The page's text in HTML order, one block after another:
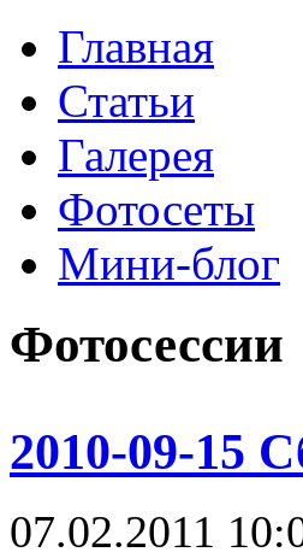
Главная
Статьи
Галерея
Фотосеты
Мини-блог
Фотосессии
2010-09-15
07.02.2011